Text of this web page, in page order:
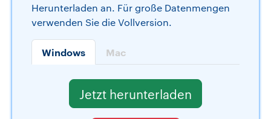
Herunterladen an. Für große Datenmengen
verwenden Sie die Vollversion.
Windows Mac
Jetzt herunterladen